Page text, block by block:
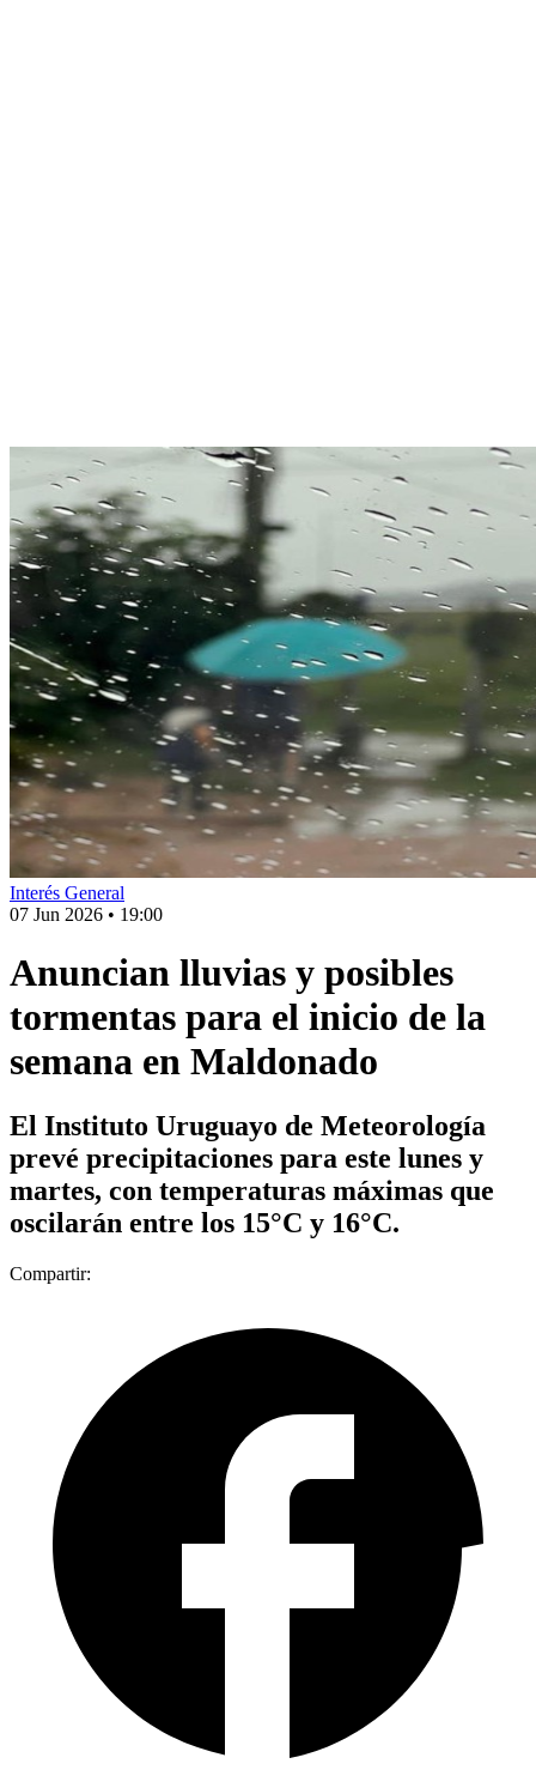
Interés General
07 Jun 2026 • 19:00
Anuncian lluvias y posibles
tormentas para el inicio de la
semana en Maldonado
El Instituto Uruguayo de Meteorología
prevé precipitaciones para este lunes y
martes, con temperaturas máximas que
oscilarán entre los 15°C y 16°C.
Compartir: